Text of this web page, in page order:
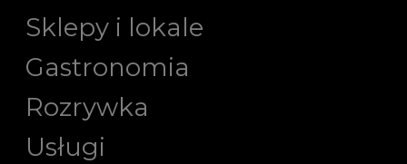
Sklepy i lokale
Gastronomia
Rozrywka
Usługi